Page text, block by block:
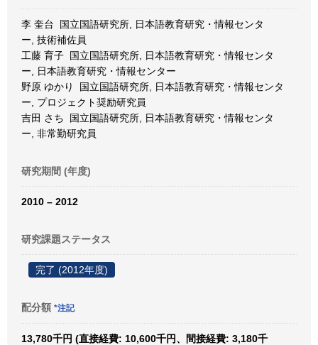
李 奎台 国立国語研究所, 日本語教育研究・情報センタ
ー, 技術補佐員
工藤 育子 国立国語研究所, 日本語教育研究・情報センタ
ー, 日本語教育研究・情報センター
野原 ゆかり 国立国語研究所, 日本語教育研究・情報センタ
ー, プロジェクト奨励研究員
吉田 さち 国立国語研究所, 日本語教育研究・情報センタ
ー, 非常勤研究員
研究期間 (年度)
2010 – 2012
研究課題ステータス
完了 (2012年度)
配分額 *注記
13,780千円 (直接経費: 10,600千円、間接経費: 3,180千